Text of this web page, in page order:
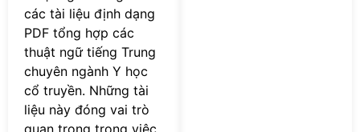
các tài liệu định dạng
PDF tổng hợp các
thuật ngữ tiếng Trung
chuyên ngành Y học
cổ truyền. Những tài
liệu này đóng vai trò
quan trọng trong việc